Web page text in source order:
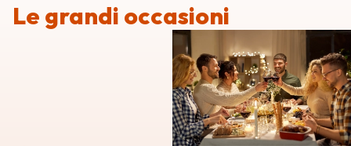
Le grandi occasioni